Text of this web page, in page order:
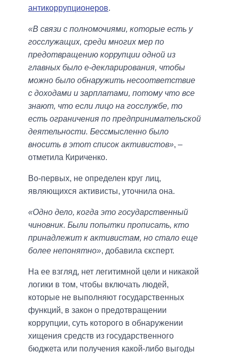
антикоррупционеров.
«В связи с полномочиями, которые есть у
госслужащих, среди многих мер по
предотвращению коррупции одной из
главных было е-декларирования, чтобы
можно было обнаружить несоответствие
с доходами и зарплатами, потому что все
знают, что если лицо на госслужбе, то
есть ограничения по предпринимательской
деятельности. Бессмысленно было
вносить в этот список активистов», –
отметила Кириченко.
Во-первых, не определен круг лиц,
являющихся активисты, уточнила она.
«Одно дело, когда это государственный
чиновник. Были попытки прописать, кто
принадлежит к активистам, но стало еще
более непонятно», добавила єксперт.
На ее взгляд, нет легитимной цели и никакой
логики в том, чтобы включать людей,
которые не выполняют государственных
функций, в закон о предотвращении
коррупции, суть которого в обнаружении
хищения средств из государственного
бюджета или получения какой-либо выгоды